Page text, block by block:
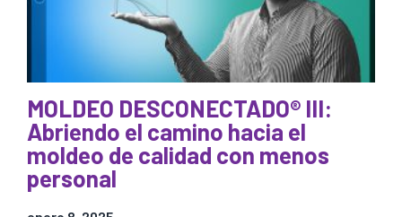
eDART
CoPilot
MOLDEO DESCONECTADO® III:
Abriendo el camino hacia el
moldeo de calidad con menos
personal